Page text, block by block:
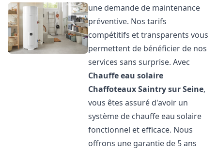
une demande de maintenance
préventive. Nos tarifs
compétitifs et transparents vous
permettent de bénéficier de nos
services sans surprise. Avec
Chauffe eau solaire
ChaffoteauxSaintry sur Seine,
vous êtes assuré d'avoir un
système de chauffe eau solaire
fonctionnel et efficace. Nous
offrons une garantie de 5 ans